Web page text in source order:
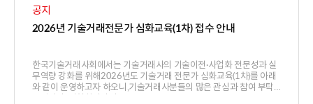
공지
2026년 기술거래전문가 심화교육(1차) 접수 안내
한국기술거래사회에서는 기술거래사의 기술이전·사업화 전문성과 실
무역량 강화를 위해2026년도 기술거래 전문가 심화교육(1차)를 아래
와 같이 운영하고자 하오니,기술거래사분들의 많은 관심과 참여 부탁
드립니다. 신청하러가기 >> https://forms.gle/LkJSv8Syu7sYsUfu5